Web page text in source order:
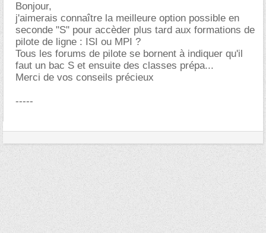
Bonjour,
j'aimerais connaître la meilleure option possible en
seconde "S" pour accèder plus tard aux formations de
pilote de ligne : ISI ou MPI ?
Tous les forums de pilote se bornent à indiquer qu'il
faut un bac S et ensuite des classes prépa...
Merci de vos conseils précieux
-----